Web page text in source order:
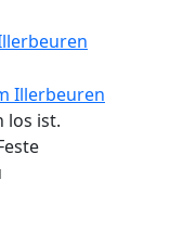
los ist.